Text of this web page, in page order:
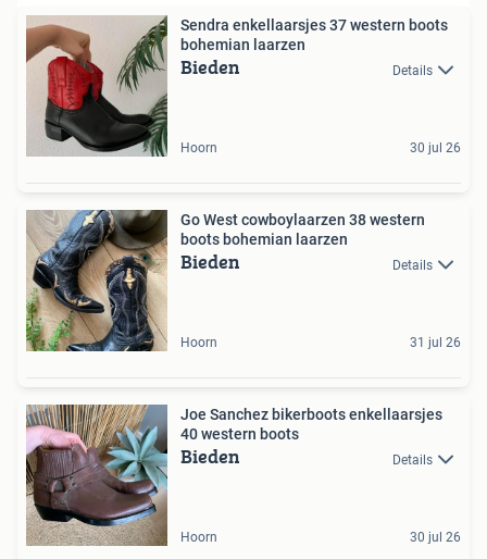
Sendra enkellaarsjes 37 western boots
bohemian laarzen
Bieden Details
Hoorn 30 jul 26
Go West cowboylaarzen 38 western
boots bohemian laarzen
Bieden Details
Hoorn 31 jul 26
Joe Sanchez bikerboots enkellaarsjes
40 western boots
Bieden Details
Hoorn 30 jul 26